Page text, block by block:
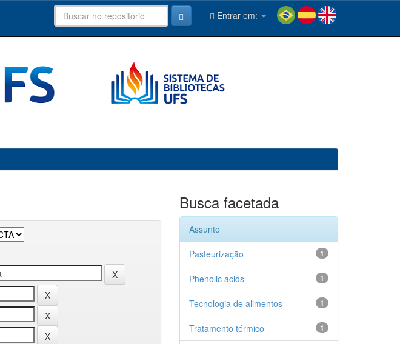
Entrar em:
Busca facetada
Assunto
1
Pasteurização
1
Phenolic acids
1
Tecnologia de alimentos
1
Tratamento térmico